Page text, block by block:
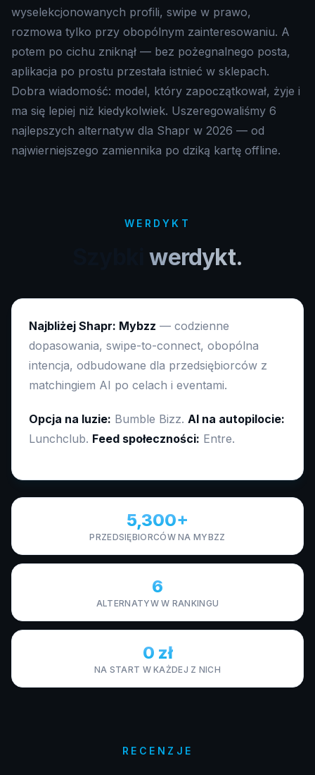
wyselekcjonowanych profili, swipe w prawo,
rozmowa tylko przy obopólnym zainteresowaniu. A
potem po cichu zniknął — bez pożegnalnego posta,
aplikacja po prostu przestała istnieć w sklepach.
Dobra wiadomość: model, który zapoczątkował, żyje i
ma się lepiej niż kiedykolwiek. Uszeregowaliśmy 6
najlepszych alternatyw dla Shapr w 2026 — od
najwierniejszego zamiennika po dziką kartę offline.
WERDYKT
werdykt.
Najbliżej Shapr: Mybzz — codzienne
dopasowania, swipe-to-connect, obopólna
intencja, odbudowane dla przedsiębiorców z
matchingiem AI po celach i eventami.
Opcja na luzie: Bumble Bizz. AI na autopilocie:
Lunchclub. Feed społeczności: Entre.
5,300+
PRZEDSIĘBIORCÓW NA MYBZZ
6
ALTERNATYW W RANKINGU
0 zł
NA START W KAŻDEJ Z NICH
RECENZJE